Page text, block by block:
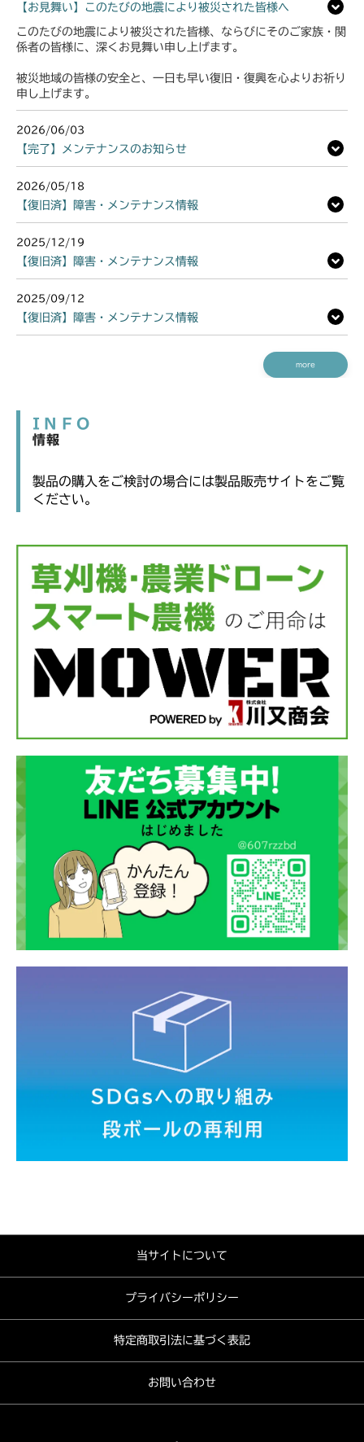
【お見舞い】このたびの地震により被災された皆様へ
このたびの地震により被災された皆様、ならびにそのご家族・関
係者の皆様に、深くお見舞い申し上げます。
被災地域の皆様の安全と、一日も早い復旧・復興を心よりお祈り
申し上げます。
2026/06/03
【完了】メンテナンスのお知らせ
2026/05/18
【復旧済】障害・メンテナンス情報
2025/12/19
【復旧済】障害・メンテナンス情報
2025/09/12
【復旧済】障害・メンテナンス情報
more
INFO
情報
製品の購入をご検討の場合には製品販売サイトをご覧
ください。
当サイトについて
プライバシーポリシー
特定商取引法に基づく表記
お問い合わせ